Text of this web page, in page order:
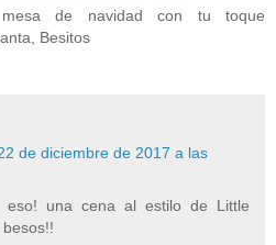
de navidad con tu toque
Besitos
de diciembre de 2017 a las
eso! una cena al estilo de Little